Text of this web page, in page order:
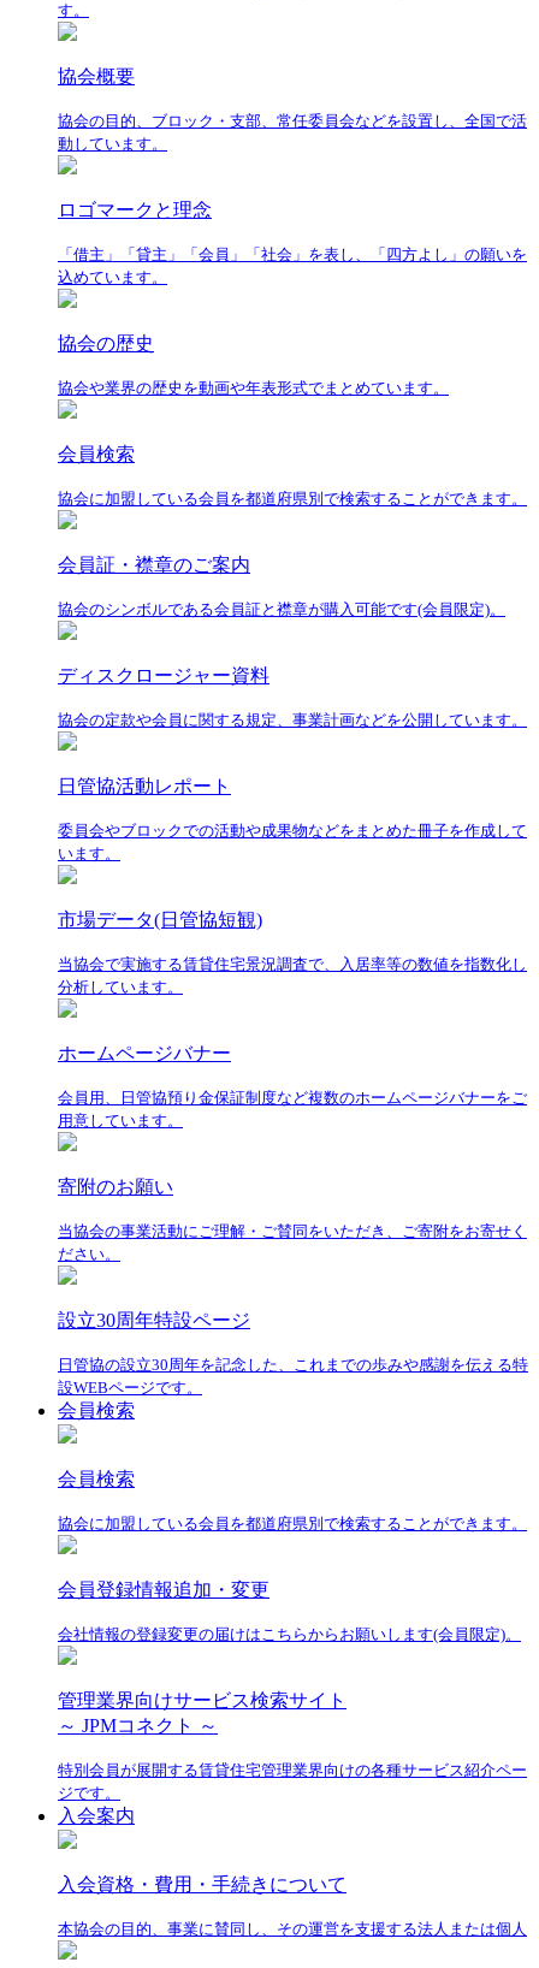
す。
協会概要
協会の目的、ブロック・支部、常任委員会などを設置し、全国で活
動しています。
ロゴマークと理念
「借主」「貸主」「会員」「社会」を表し、「四方よし」の願いを
込めています。
協会の歴史
協会や業界の歴史を動画や年表形式でまとめています。
会員検索
協会に加盟している会員を都道府県別で検索することができます。
会員証・襟章のご案内
協会のシンボルである会員証と襟章が購入可能です(会員限定)。
ディスクロージャー資料
協会の定款や会員に関する規定、事業計画などを公開しています。
日管協活動レポート
委員会やブロックでの活動や成果物などをまとめた冊子を作成して
います。
市場データ(日管協短観)
当協会で実施する賃貸住宅景況調査で、入居率等の数値を指数化し
分析しています。
ホームページバナー
会員用、日管協預り金保証制度など複数のホームページバナーをご
用意しています。
寄附のお願い
当協会の事業活動にご理解・ご賛同をいただき、ご寄附をお寄せく
ださい。
設立30周年特設ページ
日管協の設立30周年を記念した、これまでの歩みや感謝を伝える特
設WEBページです。
会員検索
会員検索
協会に加盟している会員を都道府県別で検索することができます。
会員登録情報追加・変更
会社情報の登録変更の届けはこちらからお願いします(会員限定)。
管理業界向けサービス検索サイト
～ JPMコネクト ～
特別会員が展開する賃貸住宅管理業界向けの各種サービス紹介ペー
ジです。
入会案内
入会資格・費用・手続きについて
本協会の目的、事業に賛同し、その運営を支援する法人または個人